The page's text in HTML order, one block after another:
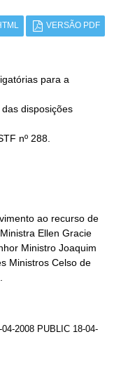
VERSÃO PDF
para a
ao recurso de
Ellen Gracie
Ministro Joaquim
Ministros Celso de
2008 PUBLIC 18-04-